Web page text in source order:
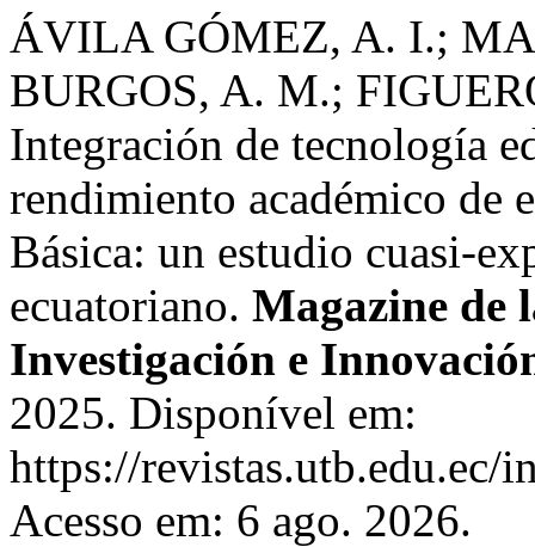
ÁVILA GÓMEZ, A. I.;
BURGOS, A. M.;
Integración de tecnología
rendimiento académico de
Básica: un estudio cuasi-
ecuatoriano. Magazine de
Investigación e
2025. Disponível em:
https://revistas.utb.edu.ec/
Acesso em: 6 ago. 2026.